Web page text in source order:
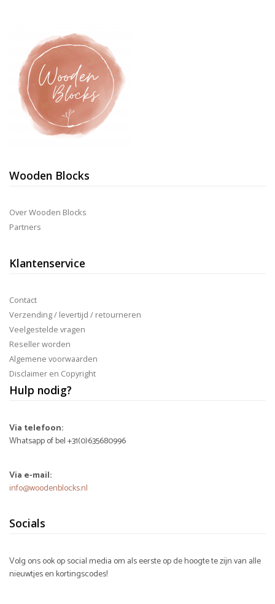
Wooden Blocks
Over Wooden Blocks
Partners
Klantenservice
Contact
Verzending / levertijd / retourneren
Veelgestelde vragen
Reseller worden
Algemene voorwaarden
Disclaimer en Copyright
Hulp nodig?
Via telefoon:
Whatsapp of bel +31(0)635680996
Via e-mail:
info@woodenblocks.nl
Socials
Volg ons ook op social media om als eerste op de hoogte te zijn van alle
nieuwtjes en kortingscodes!